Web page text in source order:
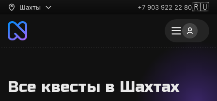
Шахты +7 903 922 22 80🇷🇺
Все квесты в Шахтах